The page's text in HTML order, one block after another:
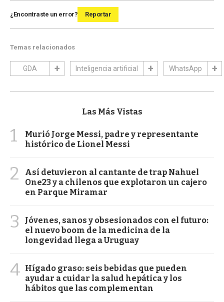
¿Encontraste un error? Reportar
Temas relacionados
GDA Inteligencia artificial WhatsApp
Las Más Vistas
1
Murió Jorge Messi, padre y representante
histórico de Lionel Messi
2
Así detuvieron al cantante de trap Nahuel
One23 y a chilenos que explotaron un cajero
en Parque Miramar
3
Jóvenes, sanos y obsesionados con el futuro:
el nuevo boom de la medicina de la
longevidad llega a Uruguay
4 Hígado graso: seis bebidas que pueden
ayudar a cuidar la salud hepática y los
hábitos que las complementan